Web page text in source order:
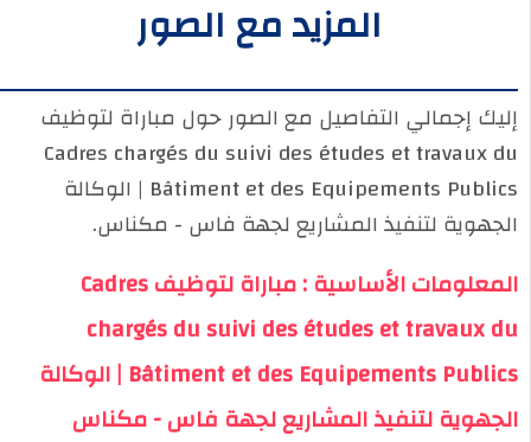
المزيد مع الصور
إليك إجمالي التفاصيل مع الصور حول مباراة لتوظيف
Cadres chargés du suivi des études et travaux du
Bâtiment et des Equipements Publics | الوكالة
الجهوية لتنفيذ المشاريع لجهة فاس - مكناس.
المعلومات الأساسية : مباراة لتوظيف Cadres
chargés du suivi des études et travaux du
Bâtiment et des Equipements Publics | الوكالة
الجهوية لتنفيذ المشاريع لجهة فاس - مكناس